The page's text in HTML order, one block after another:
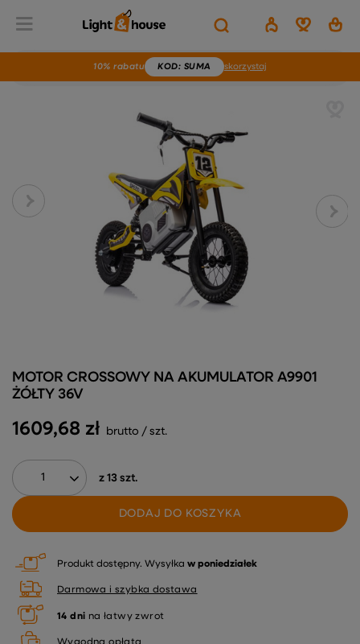
10% rabatu KOD: SUMA skorzystaj
1609,68 zł brutto / szt.
z 13 szt.
DODAJ DO KOSZYKA
MOTOR CROSSOWY NA AKUMULATOR A9901
ŻÓŁTY 36V
Produkt dostępny Wysyłka w poniedziałek
Darmowa i szybka dostawa
14 dni na łatwy zwrot